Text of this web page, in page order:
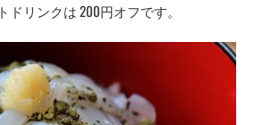
リンクは 200円オフです。